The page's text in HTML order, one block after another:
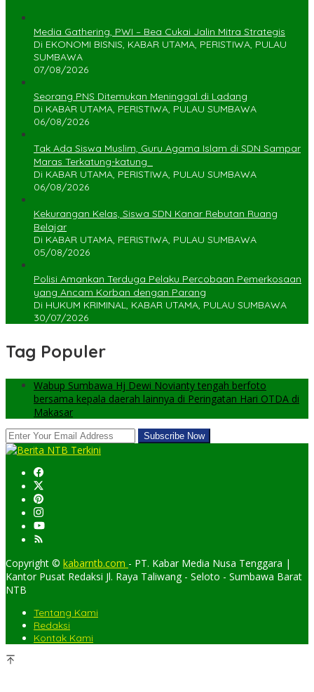
Media Gathering, PWI – Bea Cukai Jalin Mitra Strategis
Di EKONOMI BISNIS, KABAR UTAMA, PERISTIWA, PULAU
SUMBAWA
07/08/2026
Seorang PNS Ditemukan Meninggal di Ladang
Di KABAR UTAMA, PERISTIWA, PULAU SUMBAWA
06/08/2026
Tak Ada Siswa Muslim, Guru Agama Islam di SDN Sampar
Maras Terkatung-katung ‎
Di KABAR UTAMA, PERISTIWA, PULAU SUMBAWA
06/08/2026
Kekurangan Kelas, Siswa SDN Kanar Rebutan Ruang
Belajar
Di KABAR UTAMA, PERISTIWA, PULAU SUMBAWA
05/08/2026
Polisi Amankan Terduga Pelaku Percobaan Pemerkosaan
yang Ancam Korban dengan Parang
Di HUKUM KRIMINAL, KABAR UTAMA, PULAU SUMBAWA
30/07/2026
Tag Populer
Wabup Sumbawa Hj Dewi Novianty tengah berfoto
bersama kepala daerah lainnya di Peringatan Hari OTDA di
Makasar
Copyright © kabarntb.com - PT. Kabar Media Nusa Tenggara |
Kantor Pusat Redaksi Jl. Raya Taliwang - Seloto - Sumbawa Barat
NTB
Tentang Kami
Redaksi
Kontak Kami